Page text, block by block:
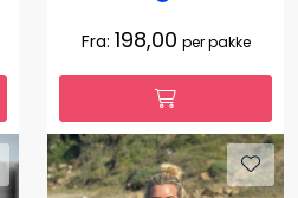
Fra: 198,00 per pakke